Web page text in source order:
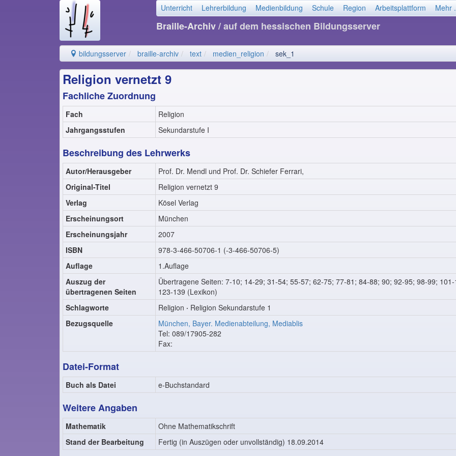
Unterricht Lehrerbildung Medienbildung Schule Region Arbeitsplattform Mehr
Braille-Archiv/ auf dem hessischen Bildungsserver
bildungsserver braille-archiv text medien_religion sek_1
Religion vernetzt 9
Fachliche Zuordnung
Fach
Religion
Jahrgangsstufen
Sekundarstufe I
Beschreibung des Lehrwerks
Autor/Herausgeber
Prof. Dr. Mendl und Prof. Dr. Schiefer Ferrari,
Original-Titel
Religion vernetzt 9
Verlag
Kösel Verlag
Erscheinungsort
München
Erscheinungsjahr
2007
ISBN
978-3-466-50706-1 (-3-466-50706-5)
Auflage
1.Auflage
Auszug der
übertragenen Seiten
Übertragene Seiten: 7-10; 14-29; 31-54; 55-57; 62-75; 77-81; 84-88; 90; 92-95; 98-99;
123-139 (Lexikon)
Schlagworte
Religion · Religion Sekundarstufe 1
Bezugsquelle
München, Bayer. Medienabteilung, Mediablis
Tel: 089/17905-282
Fax:
Datei-Format
Buch als Datei e-Buchstandard
Weitere Angaben
Mathematik
Ohne Mathematikschrift
Stand der Bearbeitung
Fertig (in Auszügen oder unvollständig) 18.09.2014